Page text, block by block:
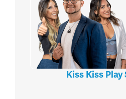
Kiss Kiss Play